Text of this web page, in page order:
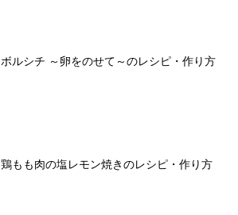
ボルシチ ～卵をのせて～のレシピ・作り方
鶏もも肉の塩レモン焼きのレシピ・作り方